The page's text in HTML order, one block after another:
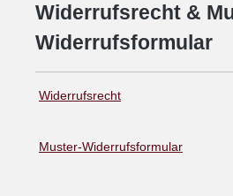
Widerrufsrecht &
Widerrufsformular
Widerrufsrecht
Muster-Widerrufsformular